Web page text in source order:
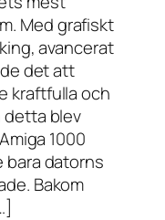
Med grafiskt
avancerat
det att
kraftfulla och
detta blev
1000
bara datorns
Bakom